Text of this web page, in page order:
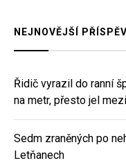
NEJNOVĚJŠÍ
Řidič vyrazil do ranní
na metr, přesto jel
Sedm zraněných po
Letňanech